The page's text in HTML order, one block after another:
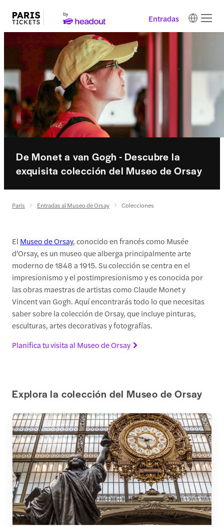
Entradas
De Monet a van Gogh - Descubre la
exquisita colección del Museo de Orsay
Paris Entradas al Museo de Orsay Colecciones
El Museo de Orsay, conocido en francés como Musée
d'Orsay, es un museo que alberga principalmente arte
moderno de 1848 a 1915. Su colección se centra en el
impresionismo y el postimpresionismo y es conocida por
las obras maestras de artistas como Claude Monet y
Vincent van Gogh. Aquí encontrarás todo lo que necesitas
saber sobre la colección de Orsay, que incluye pinturas,
esculturas, artes decorativas y fotografías.
Planifica tu visita al Museo de Orsay
Explora la colección del Museo de Orsay